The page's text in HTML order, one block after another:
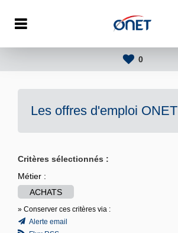
0
Les offres d'emploi ONET
Critères sélectionnés :
Métier :
ACHATS
» Conserver ces critères via :
Alerte email